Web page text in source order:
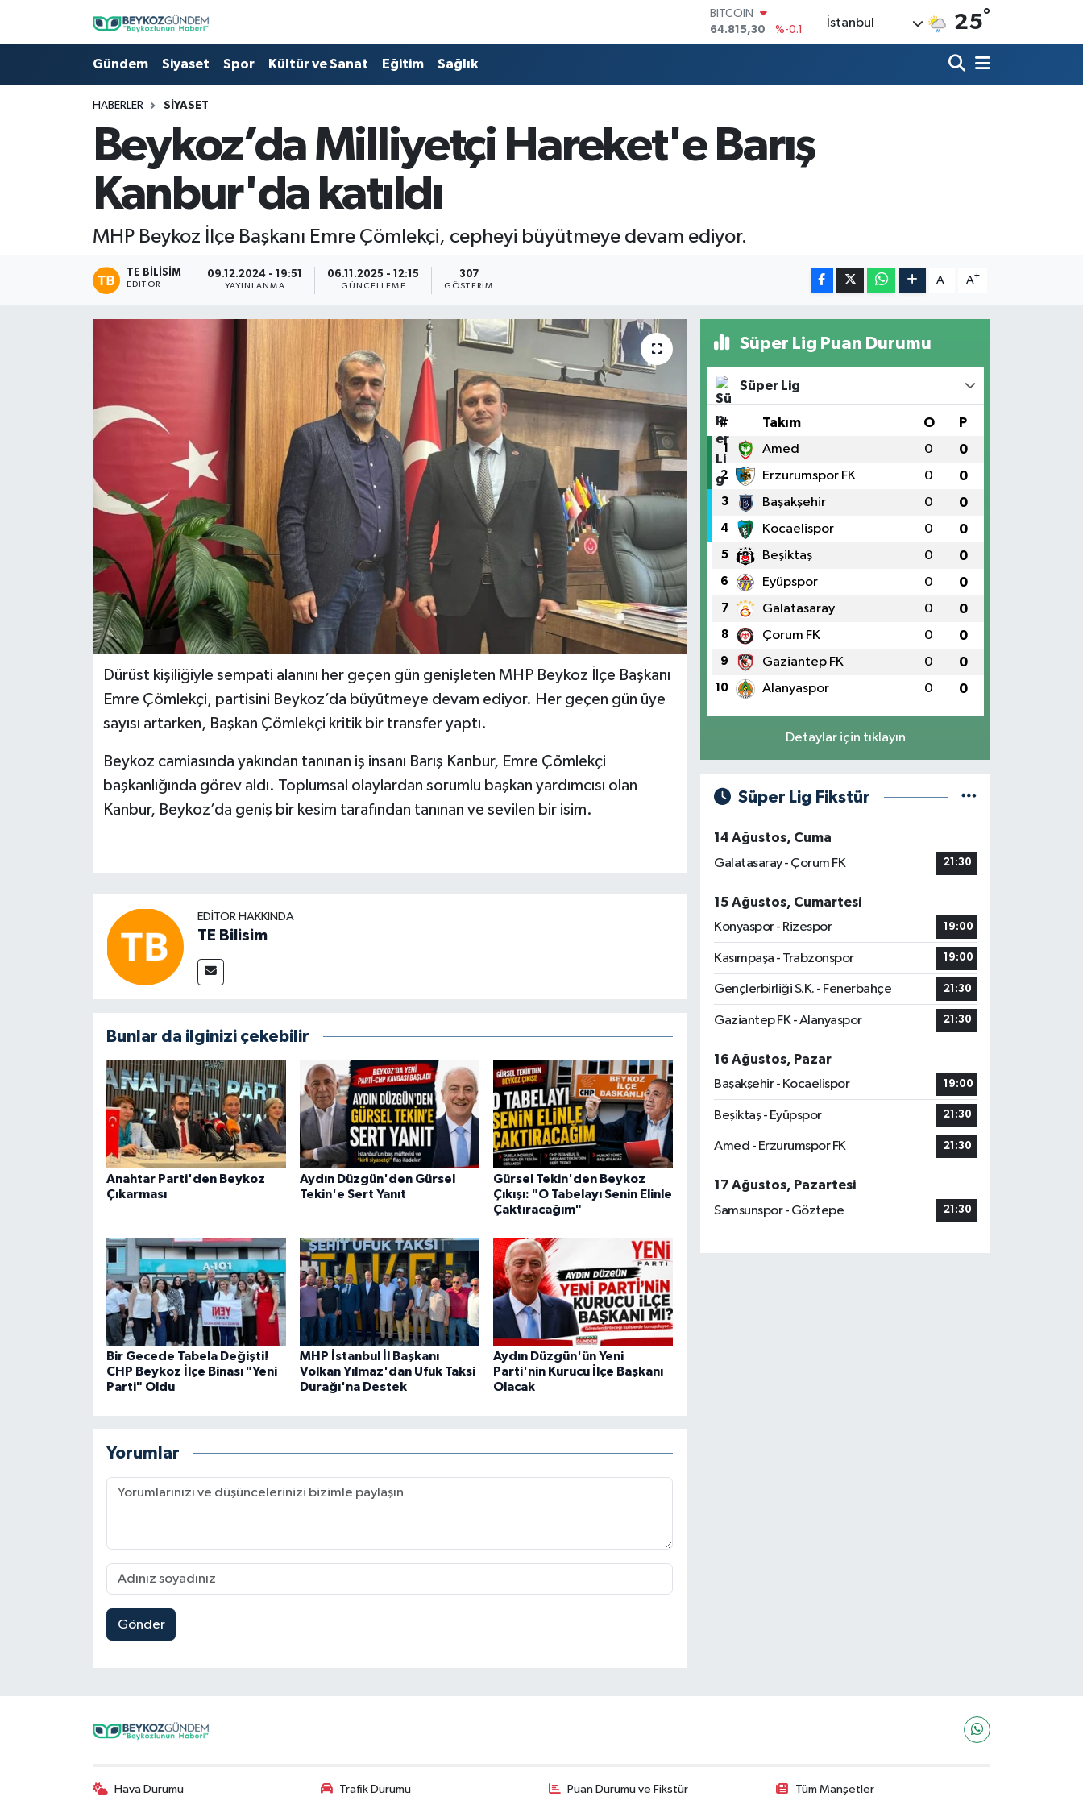
BITCOIN
64.815,30
%-0.1
DOLAR
64,4811
GRAM ALTIN
6660.55
%0
İstanbul 25°
Gündem Siyaset Spor Kültür ve Sanat Eğitim Sağlık
HABERLER SIYASET
Beykoz’da Milliyetçi Hareket'e Barış
Kanbur'da katıldı
MHP Beykoz İlçe Başkanı Emre Çömlekçi, cepheyi büyütmeye devam ediyor.
TE BILISIM
EDITÖR
09.12.2024 - 19:51
YAYINLANMA
06.11.2025 - 12:15
GÜNCELLEME
307
GÖSTERIM
A- A+
Dürüst kişiliğiyle sempati alanını her geçen gün genişleten MHP Beykoz İlçe Başkanı
Emre Çömlekçi, partisini Beykoz’da büyütmeye devam ediyor. Her geçen gün üye
sayısı artarken, Başkan Çömlekçi kritik bir transfer yaptı.
Beykoz camiasında yakından tanınan iş insanı Barış Kanbur, Emre Çömlekçi
başkanlığında görev aldı. Toplumsal olaylardan sorumlu başkan yardımcısı olan
Kanbur, Beykoz’da geniş bir kesim tarafından tanınan ve sevilen bir isim.
EDITÖR HAKKINDA
TE Bilisim
Bunlar da ilginizi çekebilir
Anahtar Parti'den Beykoz
Çıkarması
Aydın Düzgün'den Gürsel
Tekin'e Sert Yanıt
Gürsel Tekin'den Beykoz
Çıkışı: "O Tabelayı Senin Elinle
Çaktıracağım"
Bir Gecede Tabela Değişti!
CHP Beykoz İlçe Binası "Yeni
Parti" Oldu
MHP İstanbul İl Başkanı
Volkan Yılmaz'dan Ufuk Taksi
Durağı'na Destek
Aydın Düzgün'ün Yeni
Parti'nin Kurucu İlçe Başkanı
Olacak
Yorumlar
Gönder
Süper Lig Puan Durumu
Süper Lig
# Takım O P
1 Amed 0 0
2 Erzurumspor FK 0 0
3 Başakşehir 0 0
4 Kocaelispor 0 0
5 Beşiktaş 0 0
6 Eyüpspor 0 0
7 Galatasaray 0 0
8 Çorum FK 0 0
9 Gaziantep FK 0 0
10 Alanyaspor 0 0
Detaylar için tıklayın
Süper Lig Fikstür
14 Ağustos, Cuma
Galatasaray - Çorum FK
21:30
15 Ağustos, Cumartesi
Konyaspor - Rizespor
19:00
Kasımpaşa - Trabzonspor 19:00
Gençlerbirliği S.K. - Fenerbahçe 21:30
Gaziantep FK - Alanyaspor 21:30
16 Ağustos, Pazar
Başakşehir - Kocaelispor
19:00
Beşiktaş - Eyüpspor 21:30
Amed - Erzurumspor FK 21:30
17 Ağustos, Pazartesi
Samsunspor - Göztepe
21:30
Hava Durumu Trafik Durumu Puan Durumu ve Fikstür Tüm Manşetler
Hava Durumu
Trafik Durumu
Süper Lig Puan Durumu ve Fikstür
Tüm Manşetler
Haber Arşivi